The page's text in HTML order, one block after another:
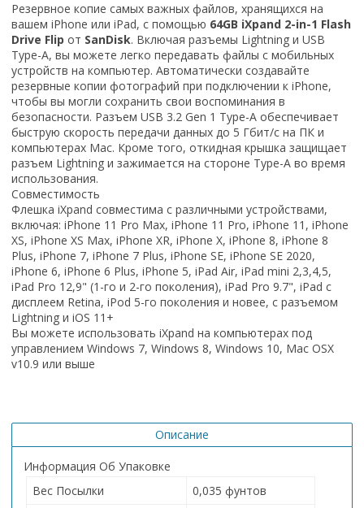
Резервное копие самых важных файлов, хранящихся на
вашем iPhone или iPad, с помощью 64GB iXpand 2-in-1 Flash
Drive Flip от SanDisk. Включая разъемы Lightning и USB
Type-A, вы можете легко передавать файлы с мобильных
устройств на компьютер. Автоматически создавайте
резервные копии фотографий при подключении к iPhone,
чтобы вы могли сохранить свои воспоминания в
безопасности. Разъем USB 3.2 Gen 1 Type-A обеспечивает
быструю скорость передачи данных до 5 Гбит/с на ПК и
компьютерах Mac. Кроме того, откидная крышка защищает
разъем Lightning и зажимается на стороне Type-A во время
использования.
Совместимость
Флешка iXpand совместима с различными устройствами,
включая: iPhone 11 Pro Max, iPhone 11 Pro, iPhone 11, iPhone
XS, iPhone XS Max, iPhone XR, iPhone X, iPhone 8, iPhone 8
Plus, iPhone 7, iPhone 7 Plus, iPhone SE, iPhone SE 2020,
iPhone 6, iPhone 6 Plus, iPhone 5, iPad Air, iPad mini 2,3,4,5,
iPad Pro 12,9" (1-го и 2-го поколения), iPad Pro 9.7", iPad с
дисплеем Retina, iPod 5-го поколения и новее, с разъемом
Lightning и iOS 11+
Вы можете использовать iXpand на компьютерах под
управлением Windows 7, Windows 8, Windows 10, Mac OSX
v10.9 или выше
Описание
Информация Об Упаковке
Вес Посылки
0,035 фунтов